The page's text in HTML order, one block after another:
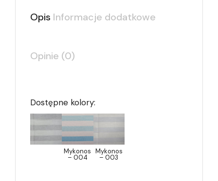
Opis Informacje dodatkowe
Opinie (0)
Dostępne kolory:
Mykonos
– 004
Mykonos
– 003